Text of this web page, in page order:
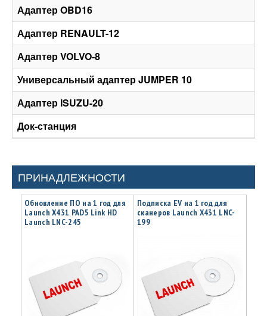
Адаптер OBD16
Адаптер RENAULT-12
Адаптер VOLVO-8
Универсальный адаптер JUMPER 10
Адаптер ISUZU-20
Док-станция
ПРИНАДЛЕЖНОСТИ
Обновление ПО на 1 год для
Launch X431 PAD5 Link HD
Launch LNC-245
Подписка EV на 1 год для
сканеров Launch X431 LNC-
199